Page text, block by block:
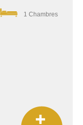
1 Chambres